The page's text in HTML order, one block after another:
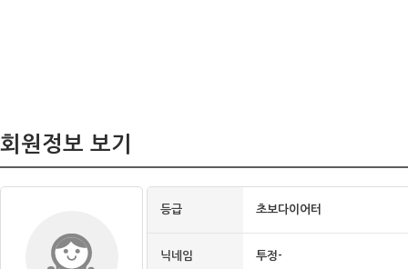
회원정보 보기
등급 초보다이어터
닉네임 투정-